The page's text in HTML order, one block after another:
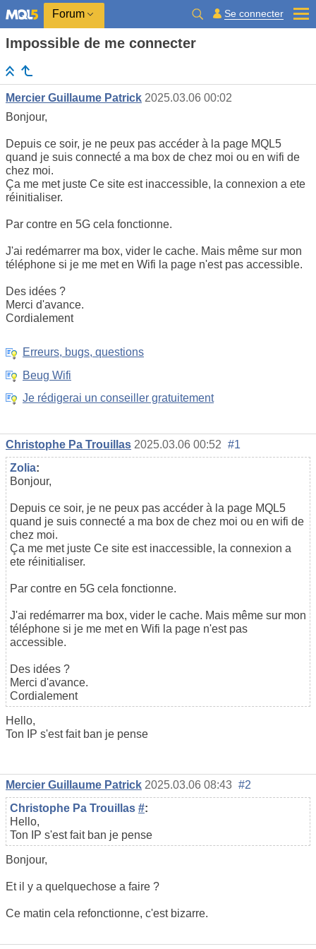
Forum Se connecter
Impossible de me connecter
Mercier Guillaume Patrick 2025.03.06 00:02
Bonjour,
Depuis ce soir, je ne peux pas accéder à la page MQL5
quand je suis connecté a ma box de chez moi ou en wifi de
chez moi.
Ça me met juste Ce site est inaccessible, la connexion a ete
réinitialiser.
Par contre en 5G cela fonctionne.
J'ai redémarrer ma box, vider le cache. Mais même sur mon
téléphone si je me met en Wifi la page n'est pas accessible.
Des idées ?
Merci d'avance.
Cordialement
Erreurs, bugs, questions
Beug Wifi
Je rédigerai un conseiller gratuitement
Christophe Pa Trouillas 2025.03.06 00:52 #1
Zolia:
Bonjour,
Depuis ce soir, je ne peux pas accéder à la page MQL5
quand je suis connecté a ma box de chez moi ou en wifi de
chez moi.
Ça me met juste Ce site est inaccessible, la connexion a
ete réinitialiser.
Par contre en 5G cela fonctionne.
J'ai redémarrer ma box, vider le cache. Mais même sur mon
téléphone si je me met en Wifi la page n'est pas
accessible.
Des idées ?
Merci d'avance.
Cordialement
Hello,
Ton IP s'est fait ban je pense
Mercier Guillaume Patrick 2025.03.06 08:43 #2
Christophe Pa Trouillas #:
Hello,
Ton IP s'est fait ban je pense
Bonjour,
Et il y a quelquechose a faire ?
Ce matin cela refonctionne, c'est bizarre.